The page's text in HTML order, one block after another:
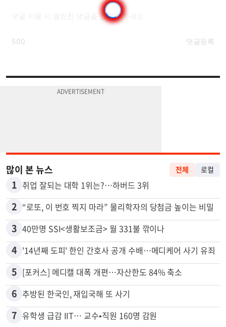
많이 본 뉴스 전체 로컬
1 취업 잘되는 대학 1위는?…하버드 3위
2 “로또, 이 번호 찍지 마라” 물리학자의 당첨금 높이는 비밀
3 40만명 SSI<생활보조금> 월 331불 깎이나
4 '14년째 도피' 한인 간호사 공개 수배…메디케어 사기 유죄
5 [포커스] 메디캘 대폭 개편…자산한도 84% 축소
6 추방된 한국인, 재입국해 또 사기
7 유학생 급감 IIT… 교수•직원 160명 감원